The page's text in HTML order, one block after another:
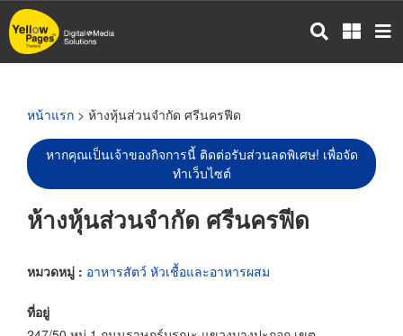
ข้าม
ไป
หน้าแรก > ห้างหุ้นส่วนจำกัด ศรีนครฟีด
หากคุณเป็นเจ้าของกิจการนี้ ติดต่อรับส่วนลดพิเศษ! เพื่อจัด
ทำเว็บไซต์
ห้างหุ้นส่วนจำกัด ศรีนครฟีด
หมวดหมู่ : อาหารสัตว์ หัวเชื้อและอาหารผสม
ที่อยู่